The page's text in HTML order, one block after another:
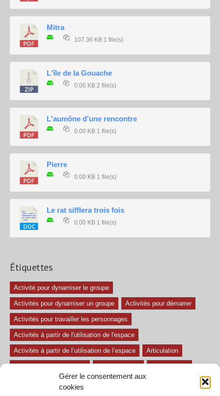
Gérer le consentement aux
cookies
Mitra
107.36 KB 1 file(s)
L'île de la Gouache
0.00 KB 2 file(s)
L'aumône d'une rencontre
0.00 KB 1 file(s)
Pierre
0.00 KB 1 file(s)
Le rat sifflera trois fois
0.00 KB 1 file(s)
Étiquettes
Activité pour dynamiser le groupe
Activités pour dynamiser un groupe Activités pour démarrer
Activités pour travailler les personnages
Activités à partir de l'utilisation de l'espace
Activités à partir de l’utilisation de l’espace Articulation
Exercices difficiles